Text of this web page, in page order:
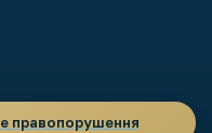
правопорушення